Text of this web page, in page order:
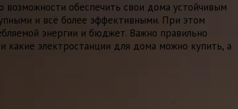
обеспечить свои дома устойчивым
и всё более эффективными. При этом
энергии и бюджет. Важно правильно
какие электростанции для дома можно купить, а